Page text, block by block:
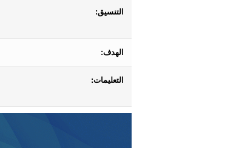
التنسيق:
الهدف:
التعليمات: